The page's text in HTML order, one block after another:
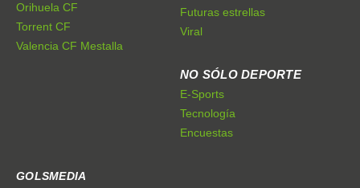
Orihuela CF
Torrent CF
Valencia CF Mestalla
Futuras estrellas
Viral
NO SÓLO DEPORTE
E-Sports
Tecnología
Encuestas
GOLSMEDIA